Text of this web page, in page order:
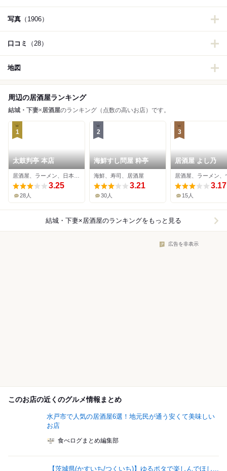
写真 （1906）
口コミ （28）
地図
周辺の居酒屋ランキング
結城・下妻×居酒屋のランキング（点数の高いお店）です。
1
太鼓判亭 本店
3.25
28人
2
海鮮すし問屋 粋亭
海鮮、寿司、居酒屋
3.21
30人
3
居酒屋 よし乃
居酒屋、ラーメン、
3.17
15人
結城・下妻×居酒屋のランキングをもっと見る
広告を非表示
このお店の近くのグルメ情報まとめ
水戸市で人気の居酒屋6選！地元民が通う安くて美味しい
お店
食べログまとめ編集部
【茨城県(かすいち/つくいち)】ゆるポタで楽しんでほし...